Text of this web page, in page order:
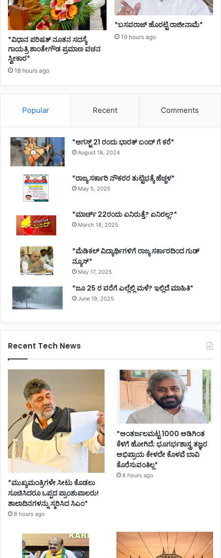
*ವಿಧಾನ ಪರಿಷತ್ ನೂತನ ಸದಸ್ಯೆ
ಗಾಯತ್ರಿ ಶಾಂತೇಗೌಡ ಪ್ರಮಾಣ ವಚನ
ಸ್ವೀಕಾರ*
18 hours ago
*ಬಸವರಾಜ್ ಹೊರಟ್ಟಿ ರಾಜೀನಾಮೆ*
19 hours ago
Popular Recent Comments
*ಆಗಸ್ಟ್ 21 ರಂದು ಭಾರತ್‌ ಬಂದ್‌ ಗೆ ಕರೆ*
August 18, 2024
*ರಾಜ್ಯ ಸರ್ಕಾರಿ ನೌಕರರ ತುಟ್ಟಿಭತ್ಯೆ ಹೆಚ್ಚಳ*
May 5, 2025
*ಮಾರ್ಚ್ 22ರಂದು ಏನಿರುತ್ತೆ? ಏನಿರಲ್ಲ?*
March 18, 2025
*ಮೆಡಿಕಲ್ ವಿದ್ಯಾರ್ಥಿಗಳಿಗೆ ರಾಜ್ಯ ಸರ್ಕಾರದಿಂದ ಗುಡ್
ನ್ಯೂಸ್*
May 17, 2025
*ಜೂ 25 ರ ವರೆಗೆ ಎಲ್ಲೆಲ್ಲಿ ಮಳೆ? ಇಲ್ಲಿದೆ ಮಾಹಿತಿ*
June 19, 2025
Recent Tech News
*ಮುಖ್ಯಮಂತ್ರಿಗಳೇ ಸೀಟು ಕೊಡಲು
ಸೂಚಿಸಿದರೂ ಒಪ್ಪದ ಪ್ರಾಂಶುಪಾಲರು!
ಶಾಲಾದಿನಗಳನ್ನು ಸ್ಮರಿಸಿದ ಸಿಎಂ*
8 hours ago
*ಅಂತರ್ಜಲಮಟ್ಟ 1000 ಅಡಿಗಿಂತ
ಕೆಳಗೆ ಹೋಗಿದೆ; ಭೂಗರ್ಭಶಾಸ್ತ್ರ ತಜ್ಞರ
ಅಭಿಪ್ರಾಯ ಕೇಳದೇ ಕೊಳವೆ ಬಾವಿ
ಕೊರೆಸುವಂತಿಲ್ಲ*
8 hours ago